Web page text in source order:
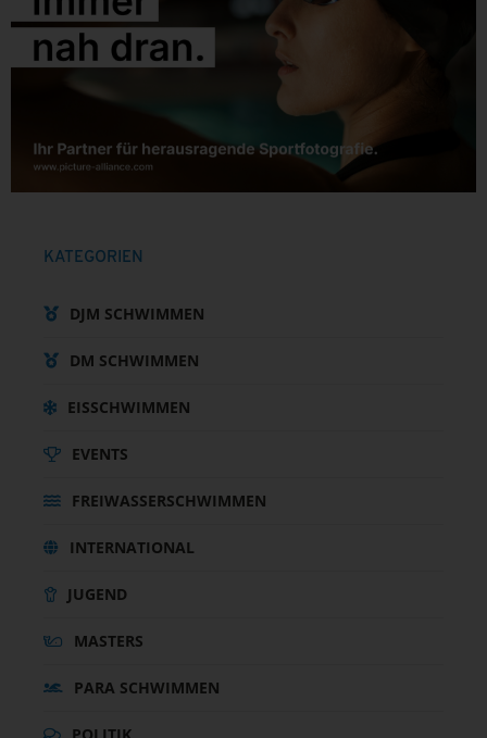
KATEGORIEN
DJM SCHWIMMEN
DM SCHWIMMEN
EISSCHWIMMEN
EVENTS
FREIWASSERSCHWIMMEN
INTERNATIONAL
JUGEND
MASTERS
PARA SCHWIMMEN